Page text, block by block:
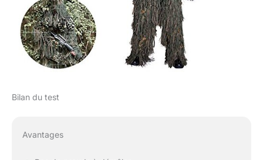
Bilan du test
Avantages